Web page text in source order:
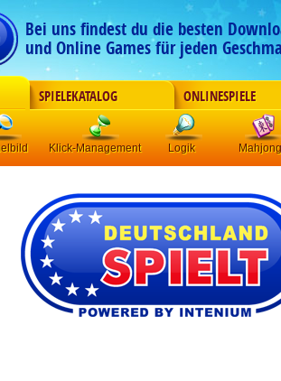
Bei uns findest du die besten
und Online Games für jeden
SPIELEKATALOG ONLINESPIELE
Klick-Management Logik Mahjong